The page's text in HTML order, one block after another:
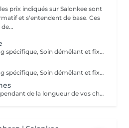
prix indiqués sur Salonkee sont
et s'entendent de base. Ces
Diagnostique, Shampooing spécifique, Soin démêlant et fixation inclus. Veuillez prendre note que les prix indiqués sur Salonkee sont communiqués à titre informatif et s'entendent de base. Ces derniers sont susceptibles de varier selon le diagnostic réalisé à votre arrivée au salon et l'expertise du professionnel à qui vous confiez votre beauté. Dans tous les cas, un devis précis vous sera proposé et toutes réalisations de prestations seront effectuées avec votre accord.
Diagnostique, Shampooing spécifique, Soin démêlant et fixation inclus. Veuillez prendre note que les prix indiqués sur Salonkee sont communiqués à titre informatif et s'entendent de base. Ces derniers sont susceptibles de varier selon le diagnostic réalisé à votre arrivée au salon et l'expertise du professionnel à qui vous confiez votre beauté. Dans tous les cas, un devis précis vous sera proposé et toutes réalisations de prestations seront effectuées avec votre accord.
Le tarif final peut varier dépendant de la longueur de vos cheveux ainsi que des soins et produits utilisés.